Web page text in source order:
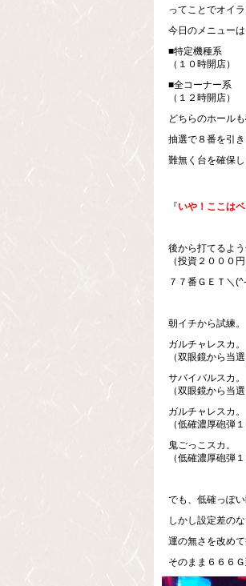
ってことでオイ
今日のメニュー
■特定機種系
（１０時開店）
■全コーナー系
（１２時開店）
どちらのホール
抽選で８番を引
難無く台を確保
『いや！ここは
後から打てるよ
（投資２０００円
７７番ＧＥＴ＼
朝イチから試練。
ガルチャレスカ。
（双眼鏡から当選
サバイバルスカ。
（双眼鏡から当
ガルチャレスカ。
（低確濃厚砲弾
鬼ごっこスカ。
（低確濃厚砲弾
でも、低確っぽ
しかし設定差の
運の無さを改め
そのまま６６６Ｇ